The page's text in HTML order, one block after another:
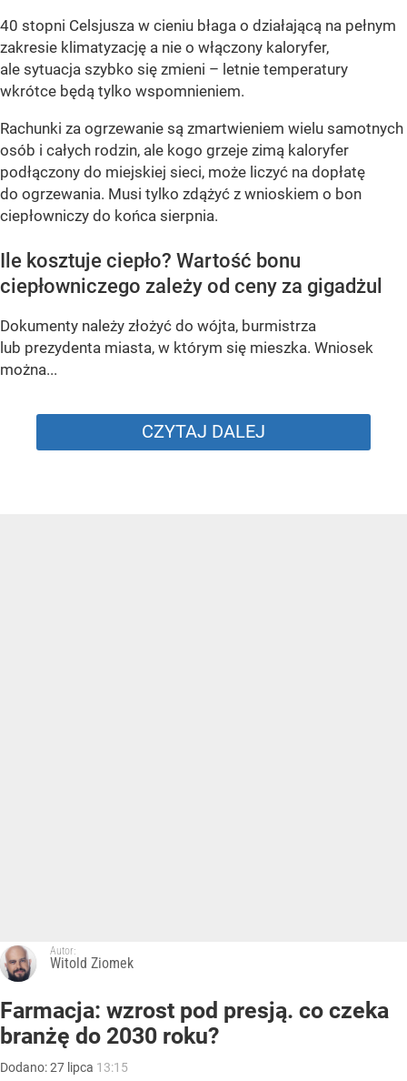
40 stopni Celsjusza w cieniu błaga o działającą na pełnym
zakresie klimatyzację a nie o włączony kaloryfer,
ale sytuacja szybko się zmieni – letnie temperatury
wkrótce będą tylko wspomnieniem.
Rachunki za ogrzewanie są zmartwieniem wielu samotnych
osób i całych rodzin, ale kogo grzeje zimą kaloryfer
podłączony do miejskiej sieci, może liczyć na dopłatę
do ogrzewania. Musi tylko zdążyć z wnioskiem o bon
ciepłowniczy do końca sierpnia.
Ile kosztuje ciepło? Wartość bonu
ciepłowniczego zależy od ceny za gigadżul
Dokumenty należy złożyć do wójta, burmistrza
lub prezydenta miasta, w którym się mieszka. Wniosek
można...
CZYTAJ DALEJ
Autor:
Witold Ziomek
Farmacja: wzrost pod presją. co czeka
branżę do 2030 roku?
Dodano:27 lipca 13:15